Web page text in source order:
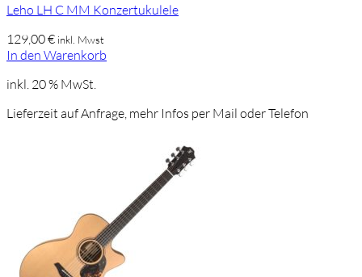
Leho LH C MM Konzertukulele
129,00€ inkl. Mwst
In den Warenkorb
inkl. 20 % MwSt.
Lieferzeit auf Anfrage, mehr Infos per Mail oder Telefon